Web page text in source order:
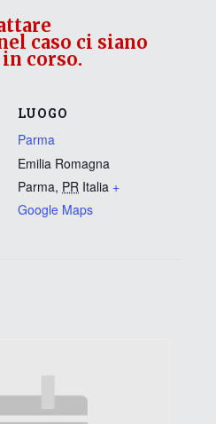
LUOGO
Parma
Emilia Romagna
Parma, PR Italia +
Google Maps
caso ci siano
corso.